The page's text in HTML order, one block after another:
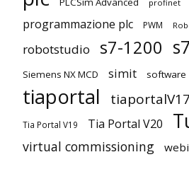
profinet
programmazione plc PWM
robotstudio s7-1200
Siemens NX MCD simit software
tiaportal tiaportalV17
Tia Portal V19 Tia Portal V20
virtual commissioning